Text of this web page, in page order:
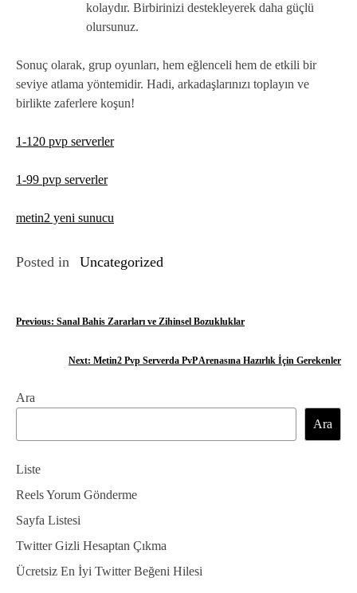
kolaydır. Birbirinizi destekleyerek daha güçlü
olursunuz.
Sonuç olarak, grup oyunları, hem eğlenceli hem de etkili bir
seviye atlama yöntemidir. Hadi, arkadaşlarınızı toplayın ve
birlikte zaferlere koşun!
1-120 pvp serverler
1-99 pvp serverler
metin2 yeni sunucu
Posted in Uncategorized
Y
ı
g
e
z
i
n
Previous: Sanal Bahis Zararları ve Zihinsel Bozukluklar
Next: Metin2 Pvp Serverda PvP Arenasına Hazırlık İçin Gerekenler
Ara
Ara
Liste
Reels Yorum Gönderme
Sayfa Listesi
Twitter Gizli Hesaptan Çıkma
Ücretsiz En İyi Twitter Beğeni Hilesi